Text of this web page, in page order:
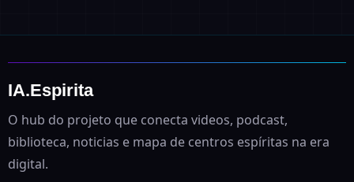
IA.Espirita
O hub do projeto que conecta videos, podcast,
biblioteca, noticias e mapa de centros espíritas na era
digital.